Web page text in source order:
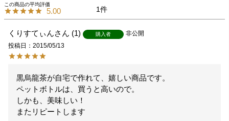
5.00 1
くりすてぃん 1 購入者
非公開
投稿日
2015/05/13
黒烏龍茶が自宅で作れて、嬉しい商品です。
ペットボトルは、買うと高いので。
しかも、美味しい！
またリピートします